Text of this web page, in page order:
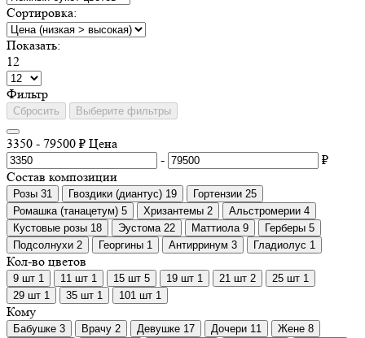
Сортировка:
Показать:
12
Фильтp
Сбросить Выберите фильтры
3350 - 79500 ₽ Цена
-
₽
Состав композиции
Розы 31 Гвоздики (диантус) 19 Гортензии 25
Ромашка (танацетум) 5 Хризантемы 2 Альстромерии 4
Кустовые розы 18 Эустома 22 Маттиола 9 Герберы 5
Подсолнухи 2 Георгины 1 Антирринум 3 Гладиолус 1
Кол-во цветов
9 шт 1 11 шт 1 15 шт 5 19 шт 1 21 шт 2 25 шт 1
29 шт 1 35 шт 1 101 шт 1
Кому
Бабушке 3 Врачу 2 Девушке 17 Дочери 11 Жене 8